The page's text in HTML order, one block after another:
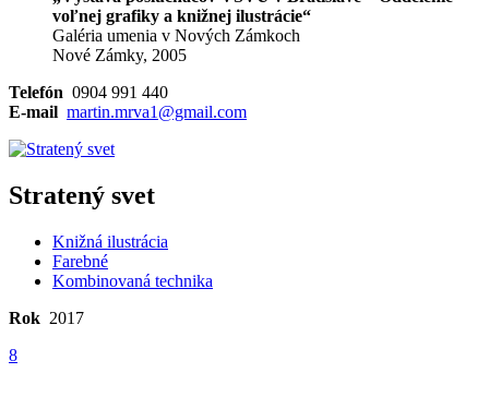
voľnej grafiky a knižnej ilustrácie“
Galéria umenia v Nových Zámkoch
Nové Zámky, 2005
Telefón 0904 991 440
E-mail martin.mrva1@gmail.com
Stratený svet
Knižná ilustrácia
Farebné
Kombinovaná technika
Rok 2017
8